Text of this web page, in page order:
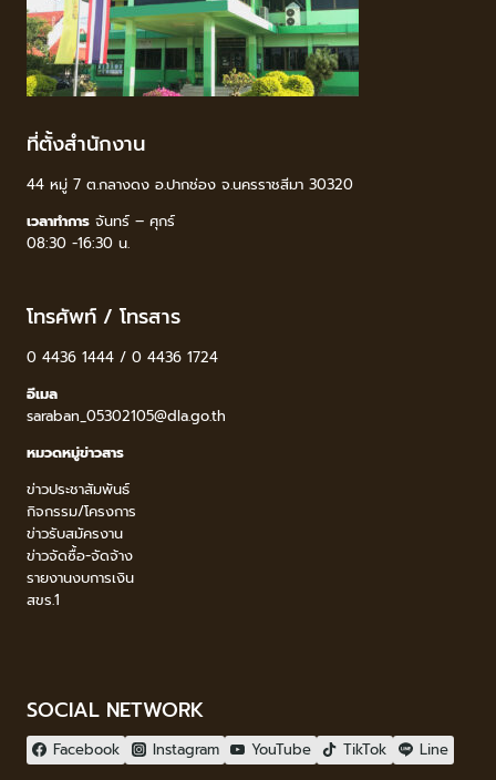
ที่ตั้งสำนักงาน
44 หมู่ 7 ต.กลางดง อ.ปากช่อง จ.นครราชสีมา 30320
เวลาทำการ จันทร์ – ศุกร์
08:30 -16:30 น.
โทรศัพท์ / โทรสาร
0 4436 1444 / 0 4436 1724
อีเมล
saraban_05302105@dla.go.th
หมวดหมู่ข่าวสาร
ข่าวประชาสัมพันธ์
กิจกรรม/โครงการ
ข่าวรับสมัครงาน
ข่าวจัดซื้อ-จัดจ้าง
รายงานงบการเงิน
สขร.1
SOCIAL NETWORK
Facebook Instagram YouTube TikTok Line